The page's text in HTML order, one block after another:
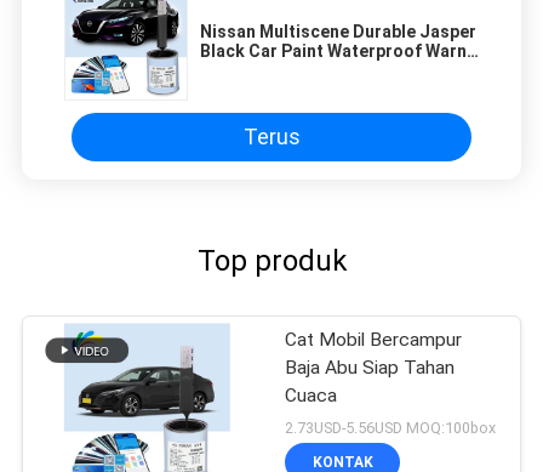
Nissan Multiscene Durable Jasper
Black Car Paint Waterproof Warna
Terus
Top produk
Cat Mobil Bercampur
Baja Abu Siap Tahan
Cuaca
2.73USD-5.56USD MOQ:100box
KONTAK